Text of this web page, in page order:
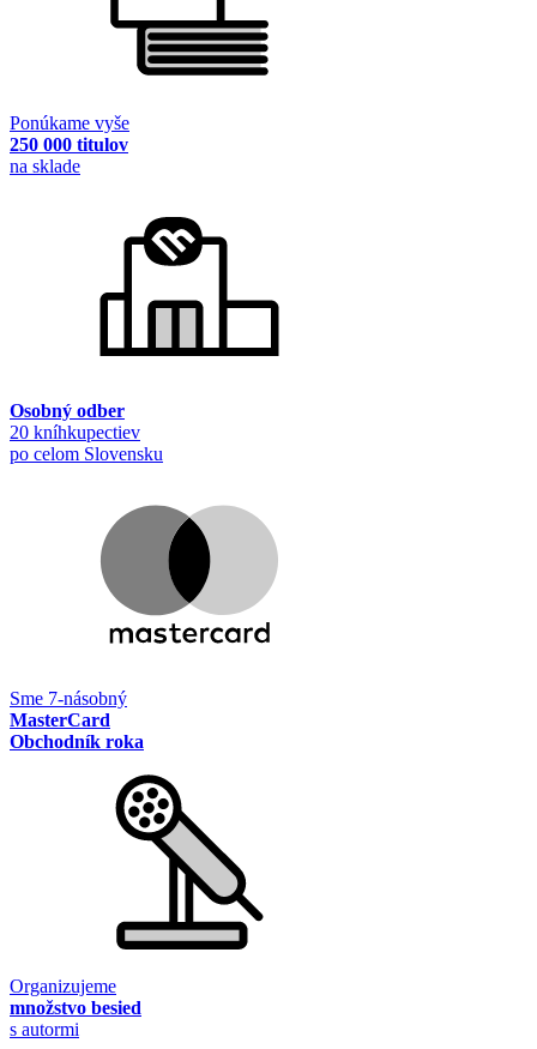
Ponúkame vyše
250 000 titulov
na sklade
Osobný odber
20 kníhkupectiev
po celom Slovensku
Sme 7-násobný
MasterCard
Obchodník roka
Organizujeme
množstvo besied
s autormi